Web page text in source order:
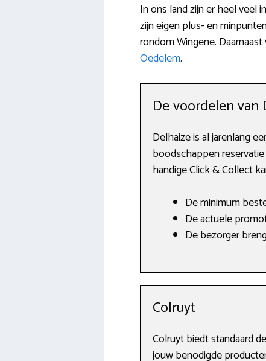
In ons land zijn er heel veel
zijn eigen plus- en
rondom Wingene.
Oedelem.
De voordelen van
Delhaize is al jarenlang
boodschappen
handige Click & Collect
De minimum
De actuele
De bezorger
Colruyt
Colruyt biedt standaard
jouw benodigde